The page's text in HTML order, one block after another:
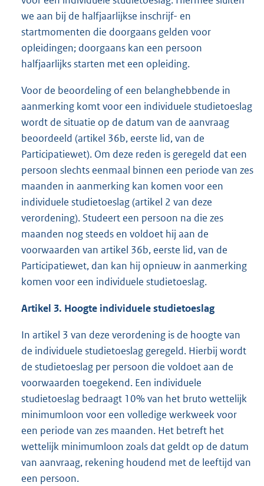
we aan bij de halfjaarlijkse inschrijf- en
startmomenten die doorgaans gelden voor
opleidingen; doorgaans kan een persoon
halfjaarlijks starten met een opleiding.
Voor de beoordeling of een belanghebbende in
aanmerking komt voor een individuele studietoeslag
wordt de situatie op de datum van de aanvraag
beoordeeld (artikel 36b, eerste lid, van de
Participatiewet). Om deze reden is geregeld dat een
persoon slechts eenmaal binnen een periode van zes
maanden in aanmerking kan komen voor een
individuele studietoeslag (artikel 2 van deze
verordening). Studeert een persoon na die zes
maanden nog steeds en voldoet hij aan de
voorwaarden van artikel 36b, eerste lid, van de
Participatiewet, dan kan hij opnieuw in aanmerking
komen voor een individuele studietoeslag.
Artikel 3. Hoogte individuele studietoeslag
In artikel 3 van deze verordening is de hoogte van
de individuele studietoeslag geregeld. Hierbij wordt
de studietoeslag per persoon die voldoet aan de
voorwaarden toegekend. Een individuele
studietoeslag bedraagt 10% van het bruto wettelijk
minimumloon voor een volledige werkweek voor
een periode van zes maanden. Het betreft het
wettelijk minimumloon zoals dat geldt op de datum
van aanvraag, rekening houdend met de leeftijd van
een persoon.